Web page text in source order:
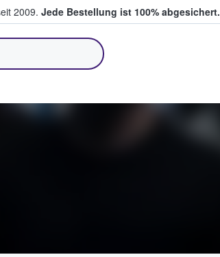
2009. Jede Bestellung ist 100% abgesichert.